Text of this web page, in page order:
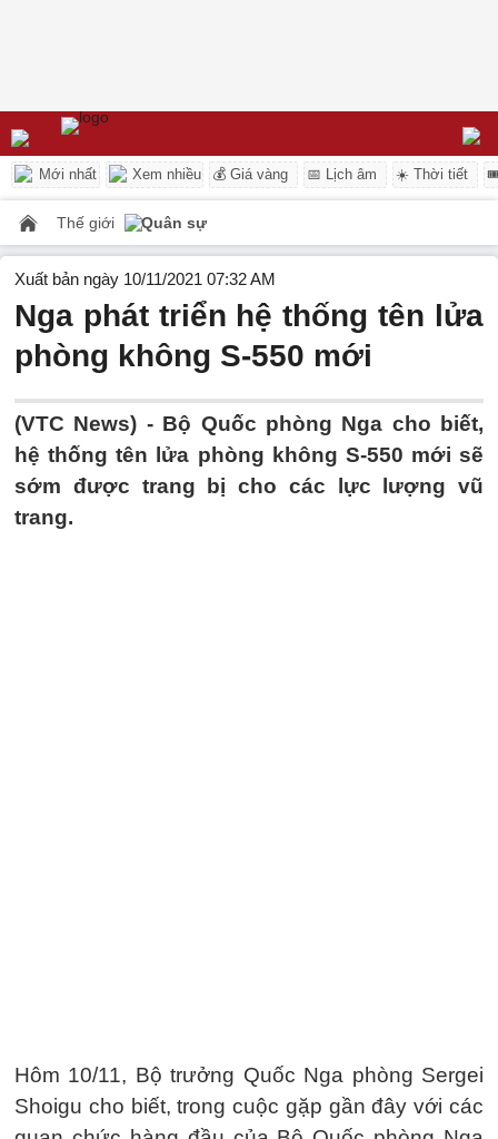
Mới nhất Xem nhiều 💰 Giá vàng 📅 Lịch âm ☀️ Thời tiết
Thế giới Quân sự
Xuất bản ngày 10/11/2021 07:32 AM
Nga phát triển hệ thống tên lửa
phòng không S-550 mới
(VTC News) - Bộ Quốc phòng Nga cho biết,
hệ thống tên lửa phòng không S-550 mới sẽ
sớm được trang bị cho các lực lượng vũ
trang.
Hôm 10/11, Bộ trưởng Quốc Nga phòng Sergei
Shoigu cho biết, trong cuộc gặp gần đây với các